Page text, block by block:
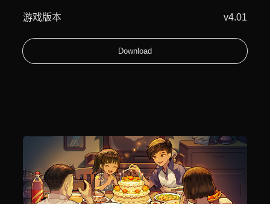
游戏版本 v4.01
Download